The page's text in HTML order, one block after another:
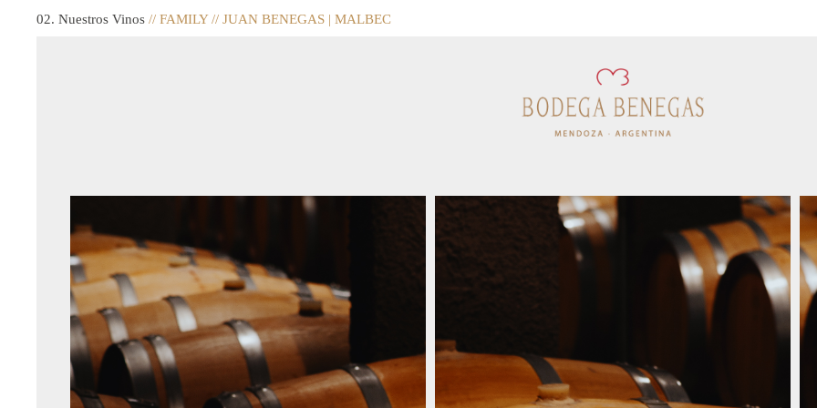
02. Nuestros Vinos // FAMILY // JUAN BENEGAS | MALBEC